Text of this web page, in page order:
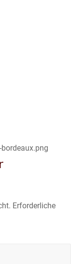
Erforderliche